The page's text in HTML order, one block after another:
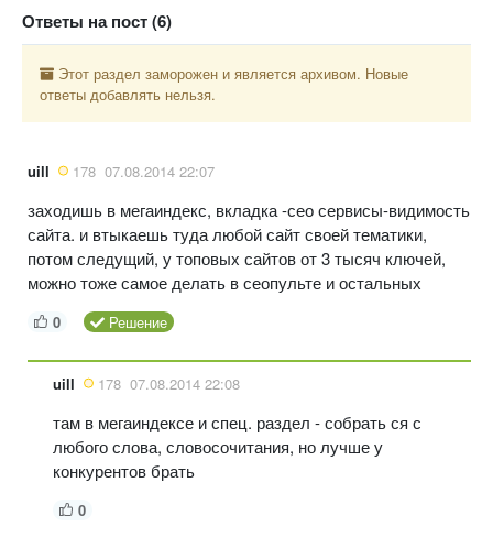
Ответы на пост (6)
Этот раздел заморожен и является архивом. Новые
ответы добавлять нельзя.
uill 178 07.08.2014 22:07
заходишь в мегаиндекс, вкладка -сео сервисы-видимость
сайта. и втыкаешь туда любой сайт своей тематики,
потом следущий, у топовых сайтов от 3 тысяч ключей,
можно тоже самое делать в сеопульте и остальных
0 Решение
uill 178 07.08.2014 22:08
там в мегаиндексе и спец. раздел - собрать ся с
любого слова, словосочитания, но лучше у
конкурентов брать
0